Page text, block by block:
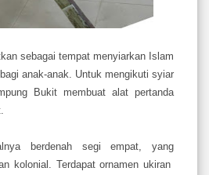
sebagai tempat menyiarkan Islam
anak-anak. Untuk mengikuti syiar
Bukit membuat alat pertanda
berdenah segi empat, yang
kolonial. Terdapat ornamen ukiran